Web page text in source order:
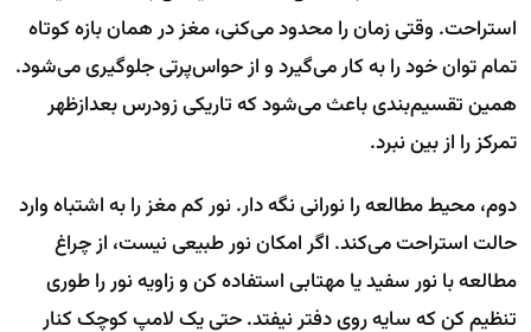
استراحت. وقتی زمان را محدود می‌کنی، مغز در همان بازه کوتاه
تمام توان خود را به کار می‌گیرد و از حواس‌پرتی جلوگیری می‌شود.
همین تقسیم‌بندی باعث می‌شود که تاریکی زودرس بعدازظهر
تمرکز را از بین نبرد.
دوم، محیط مطالعه را نورانی نگه دار. نور کم مغز را به اشتباه وارد
حالت استراحت می‌کند. اگر امکان نور طبیعی نیست، از چراغ
مطالعه با نور سفید یا مهتابی استفاده کن و زاویه نور را طوری
تنظیم کن که سایه روی دفتر نیفتد. حتی یک لامپ کوچک کنار